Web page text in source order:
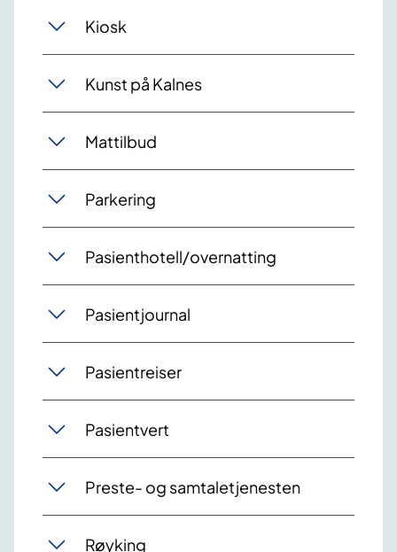
Kiosk
Kunst på Kalnes
Mattilbud
Parkering
Pasienthotell/overnatting
Pasientjournal
Pasientreiser
Pasientvert
Preste- og samtaletjenesten
Røyking